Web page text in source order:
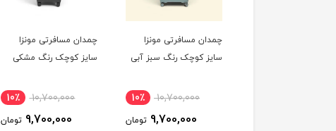
چمدان مسافرتی مونزا
سایز کوچک رنگ سبز آبی
10,700,000 10٪
9,700,000 تومان
چمدان مسافرتی مونزا
سایز کوچک رنگ مشکی
10,700,000 10٪
9,700,000 تومان